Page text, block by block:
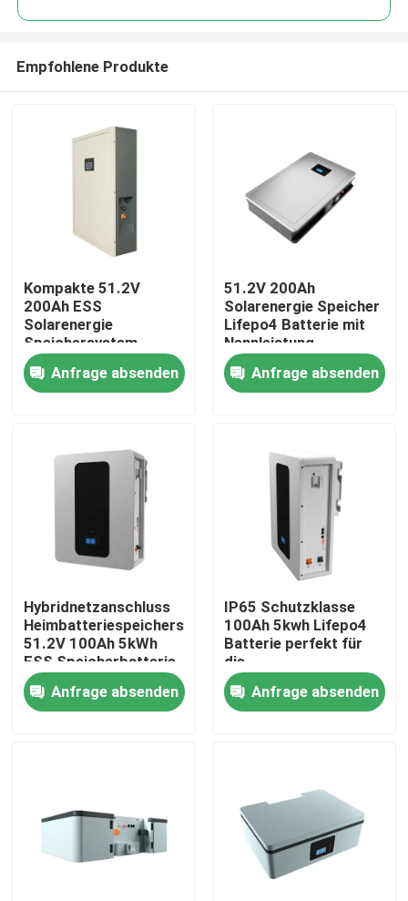
Startseite
Über uns
Fabrik Tour
Qualitätskontrolle
Empfohlene Produkte
Kompakte 51.2V
200Ah ESS
Solarenergie
Speichersystem
Batterie für optimale
Leistung
Anfrage absenden
51.2V 200Ah
Solarenergie Speicher
Lifepo4 Batterie mit
Nennleistung
10,24KWh 95%DOD
Anfrage absenden
Hybridnetzanschluss
Heimbatteriespeichersystem
51.2V 100Ah 5kWh
ESS Speicherbatterie
Anfrage absenden
IP65 Schutzklasse
100Ah 5kwh Lifepo4
Batterie perfekt für
die
Energiespeicherung
Batterie ESS
Anfrage absenden